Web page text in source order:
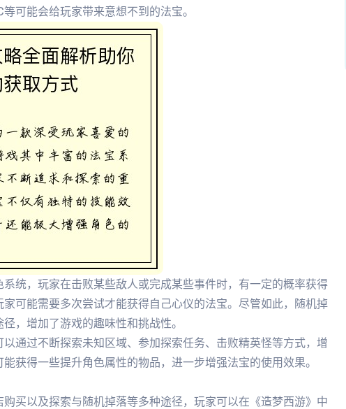
可能会给玩家带来意想不到的法宝。
统，玩家在击败某些敌人或完成某些事件时，有一定的概率获得
可能需要多次尝试才能获得自己心仪的法宝。尽管如此，随机掉
，增加了游戏的趣味性和挑战性。
通过不断探索未知区域、参加探索任务、击败精英怪等方式，增
获得一些提升角色属性的物品，进一步增强法宝的使用效果。
买以及探索与随机掉落等多种途径，玩家可以在《造梦西游》中